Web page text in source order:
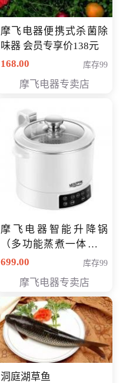
摩飞电器便携式杀菌除
味器 会员专享价138元
168.00
库存99
摩飞电器专卖店
摩飞电器智能升降锅
（多功能蒸煮一体锅）
（智能升降养生锅） 会
699.00 库存99
摩飞电器专卖店
洞庭湖草鱼